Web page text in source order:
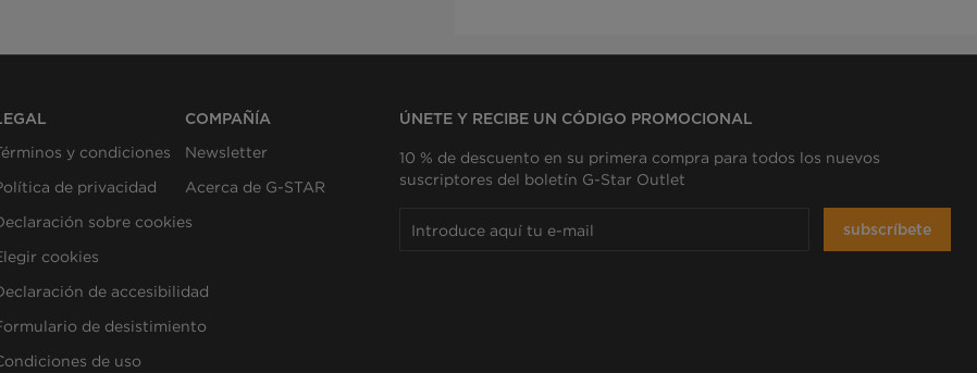
y condiciones
de privacidad
sobre cookies
cookies
de accesibilidad
de desistimiento
de uso
COMPAÑÍA
Newsletter
Acerca de G-STAR
ÚNETE Y RECIBE UN CÓDIGO PROMOCIONAL
10 % de descuento en su primera compra para todos los nuevos
suscriptores del boletín G-Star Outlet
subscríbete